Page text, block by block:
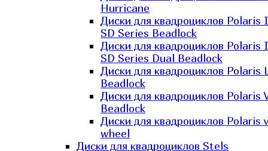
Hurricane
Диски для квадроциклов Polaris
SD Series Beadlock
Диски для квадроциклов Polaris
SD Series Dual Beadlock
Диски для квадроциклов Polaris
Beadlock
Диски для квадроциклов Polaris
Beadlock
Диски для квадроциклов Polaris
wheel
Диски для квадроциклов Stels